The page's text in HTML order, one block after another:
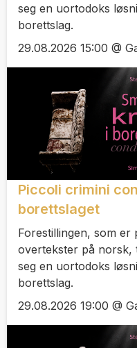
seg en uortodoks
borettslag.
29.08.2026 15:00 @
Piccoli crimini
borettslaget
Forestillingen, som er
overtekster på norsk,
seg en uortodoks
borettslag.
29.08.2026 19:00 @